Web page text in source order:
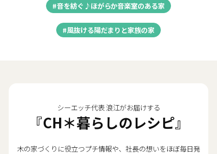
#音を紡ぐ♪ほがらか音楽室のある家
#風抜ける陽だまりと家族の家
シーエッチ代表 浪江がお届けする
『CH＊暮らしのレシピ』
木の家づくりに役立つプチ情報や、社長の想いをほぼ毎日発